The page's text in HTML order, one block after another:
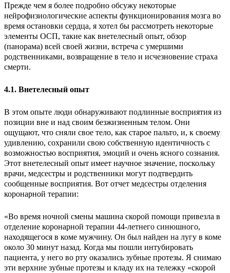
Прежде чем я более подробно обсужу некоторые
нейрофизиологические аспекты функционирования мозга во
время остановки сердца, я хотел бы рассмотреть некоторые
элементы ОСП, такие как внетелесный опыт, обзор
(панорама) всей своей жизни, встреча с умершими
родственниками, возвращение в тело и исчезновение страха
смерти.
4.1. Внетелесный опыт
В этом опыте люди обнаруживают подлинные восприятия из
позиции вне и над своим безжизненным телом. Они
ощущают, что сняли свое тело, как старое пальто, и, к своему
удивлению, сохранили свою собственную идентичность с
возможностью восприятия, эмоций и очень ясного сознания.
Этот внетелесный опыт имеет научное значение, поскольку
врачи, медсестры и родственники могут подтвердить
сообщенные восприятия. Вот отчет медсестры отделения
коронарной терапии:
«Во время ночной смены машина скорой помощи привезла в
отделение коронарной терапии 44-летнего синюшного,
находящегося в коме мужчину. Он был найден на лугу в коме
около 30 минут назад. Когда мы пошли интубировать
пациента, у него во рту оказались зубные протезы. Я снимаю
эти верхние зубные протезы и кладу их на тележку «скорой